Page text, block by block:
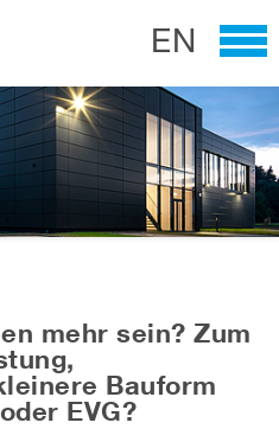
EN
mehr sein? Zum
Bauform
EVG?